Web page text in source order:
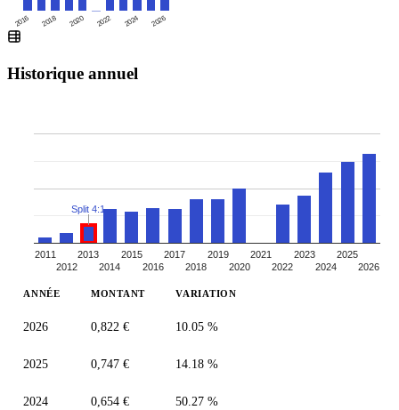
2016 2018 2020 2022 2024 2026
Historique annuel
2011
2012
2013
2014
2015
2016
2017
2018
2019
2020
2021
2022
2023
2024
2025
2026
Split 4:1
ANNÉE MONTANT VARIATION
2026 0,822 € 10.05 %
2025 0,747 € 14.18 %
2024 0,654 € 50.27 %